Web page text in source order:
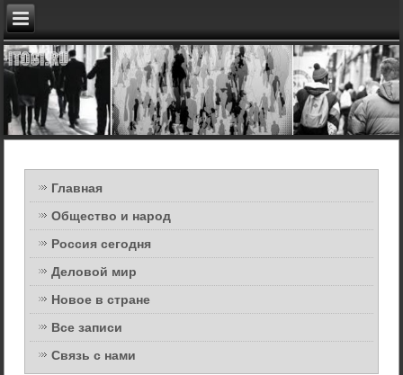
Главная
Общество и народ
Россия сегодня
Деловой мир
Новое в стране
Все записи
Связь с нами